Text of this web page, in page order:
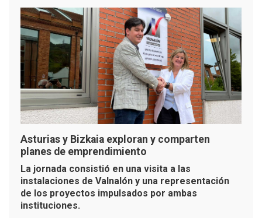
Asturias y Bizkaia exploran y comparten
planes de emprendimiento
La jornada consistió en una visita a las
instalaciones de Valnalón y una representación
de los proyectos impulsados por ambas
instituciones.